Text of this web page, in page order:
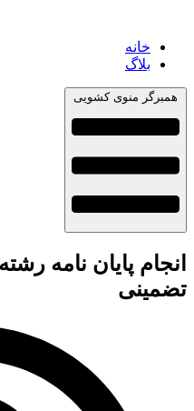
خانه
بلاگ
همبرگر منوی کشویی
انجام پایان نامه
تضمینی